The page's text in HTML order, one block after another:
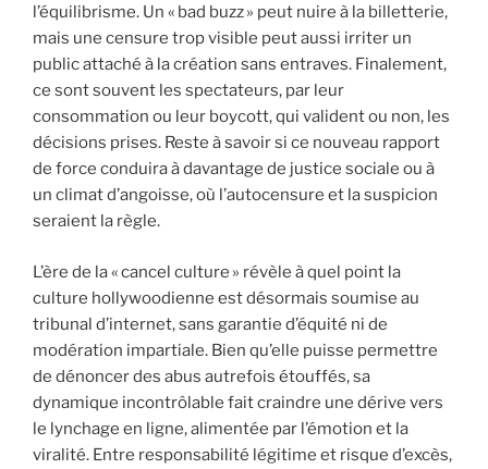
l’équilibrisme. Un « bad buzz » peut nuire à la billetterie,
mais une censure trop visible peut aussi irriter un
public attaché à la création sans entraves. Finalement,
ce sont souvent les spectateurs, par leur
consommation ou leur boycott, qui valident ou non, les
décisions prises. Reste à savoir si ce nouveau rapport
de force conduira à davantage de justice sociale ou à
un climat d’angoisse, où l’autocensure et la suspicion
seraient la règle.
L’ère de la « cancel culture » révèle à quel point la
culture hollywoodienne est désormais soumise au
tribunal d’internet, sans garantie d’équité ni de
modération impartiale. Bien qu’elle puisse permettre
de dénoncer des abus autrefois étouffés, sa
dynamique incontrôlable fait craindre une dérive vers
le lynchage en ligne, alimentée par l’émotion et la
viralité. Entre responsabilité légitime et risque d’excès,